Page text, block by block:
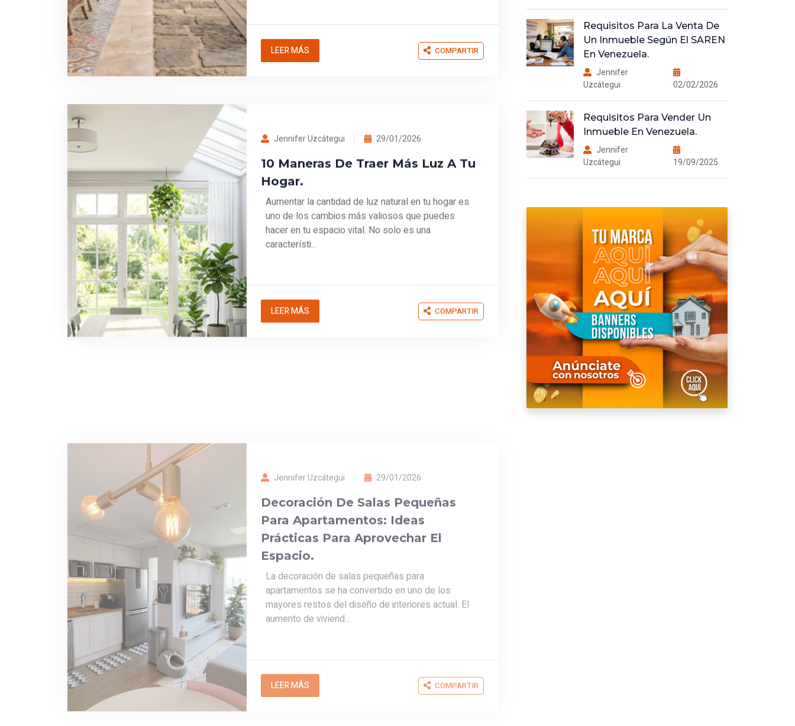
LEER MÁS COMPARTIR
10 Maneras De Traer Más Luz A Tu
Hogar.
Aumentar la cantidad de luz natural en tu hogar es
uno de los cambios más valiosos que puedes
hacer en tu espacio vital. No solo es una
característi...
LEER MÁS
La decoración de salas pequeñas para
apartamentos se ha convertido en uno de los
mayores restos del diseño de interiores actual. El
aumento de viviend...
LEER MÁS
Consejos De Una Interiorista Al
Decorar El Sofá De Casa Con Los
Requisitos Para La Venta De
Un Inmueble Según El SAREN
En Venezuela.
Jennifer
Uzcátegui
02/02/2026
Requisitos Para Vender Un
Inmueble En Venezuela.
Jennifer
Uzcátegui
19/09/2025